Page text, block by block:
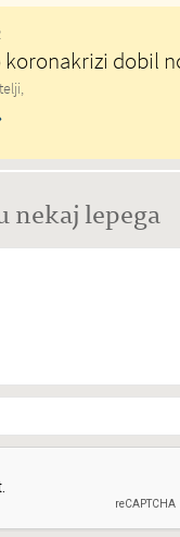
koronakrizi dobil
nekaj lepega